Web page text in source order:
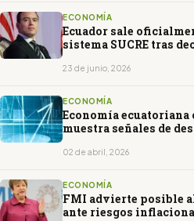
ECONOMÍA
Ecuador sale
sistema SUCRE tras
23 de junio, 2026
ECONOMÍA
Economía ecuatoriana
muestra señales de
02 de abril, 2026
ECONOMÍA
FMI advierte posible
ante riesgos